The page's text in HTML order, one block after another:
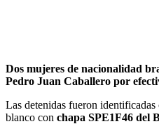
Dos mujeres de nacionalidad brasileña fueron detenidas al ser sorprendidas con una carga de más de 150 kilos de marihuana prensada. Fue durante un procedimiento efectuado en pleno centro de
Pedro Juan Caballero por
Las detenidas fueron identificadas
blanco con chapa SPE1F46 del